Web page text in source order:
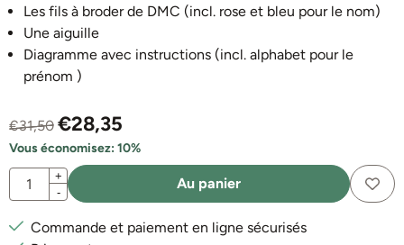
Les fils à broder de DMC (incl. rose et bleu pour le nom)
Une aiguille
Diagramme avec instructions (incl. alphabet pour le
prénom )
€31,50 €28,35
Vous économisez:10%
Quantité
+
-
Au panier
Commande et paiement en ligne sécurisés